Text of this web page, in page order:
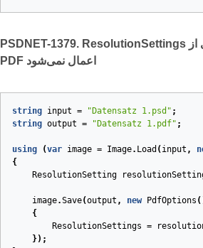
PSDNET-1379. ResolutionSettings در برون‌بری از PSD به
PDF اعمال نمی‌شود
string input = "Datensatz 1.psd" ;
string output = "Datensatz 1.pdf" ;
using (var image = Image. Load ( input ,
{
ResolutionSetting
image.Save(output , new PdfOptions
{
ResolutionSettings =
});